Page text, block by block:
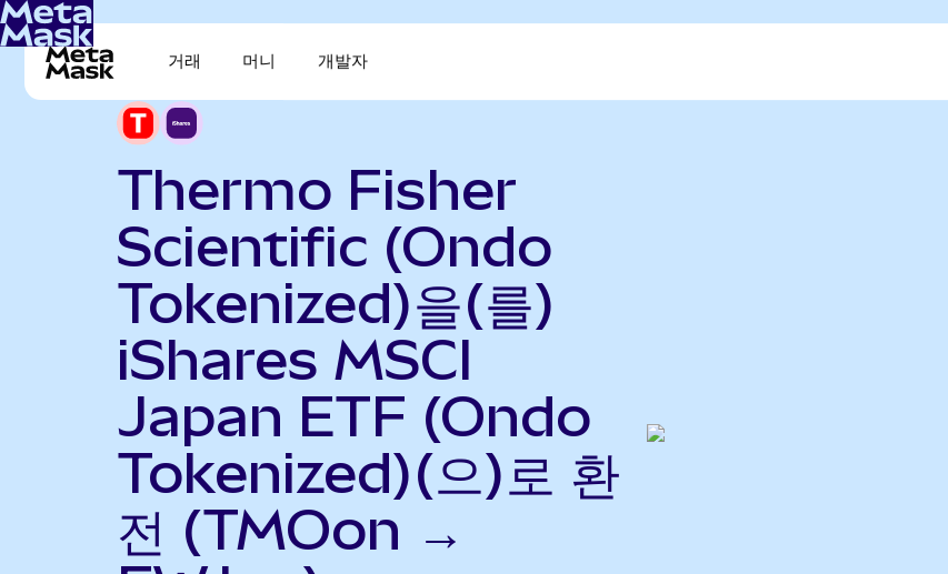
거래 머니 개발자
Thermo Fisher
Scientific (Ondo
Tokenized)을(를)
iShares MSCI
Japan ETF (Ondo
Tokenized)(으)로 환
전 (TMOon →